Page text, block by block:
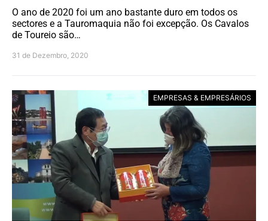
O ano de 2020 foi um ano bastante duro em todos os
sectores e a Tauromaquia não foi excepção. Os Cavalos
de Toureio são…
31 de Dezembro, 2020
EMPRESAS & EMPRESÁRIOS